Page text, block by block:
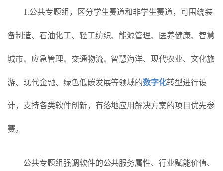
1.公共专题组，区分学生赛道和非学生赛道，可围绕装
备制造、石油化工、轻工纺织、能源管理、医养健康、智慧
城市、应急管理、交通物流、智慧海洋、现代农业、文化旅
游、现代金融、绿色低碳发展等领域的数字化转型进行设
计，支持各类软件创新，有落地应用解决方案的项目优先参
赛。
公共专题组强调软件的公共服务属性、行业赋能价值、